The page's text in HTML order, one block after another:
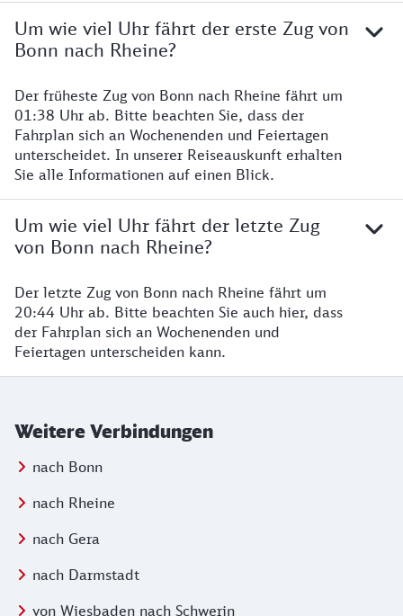
Um wie viel Uhr fährt der erste Zug von
Bonn nach Rheine?
Der früheste Zug von Bonn nach Rheine fährt um
01:38 Uhr ab. Bitte beachten Sie, dass der
Fahrplan sich an Wochenenden und Feiertagen
unterscheidet. In unserer Reiseauskunft erhalten
Sie alle Informationen auf einen Blick.
Um wie viel Uhr fährt der letzte Zug
von Bonn nach Rheine?
Der letzte Zug von Bonn nach Rheine fährt um
20:44 Uhr ab. Bitte beachten Sie auch hier, dass
der Fahrplan sich an Wochenenden und
Feiertagen unterscheiden kann.
Weitere Verbindungen
nach Bonn
nach Rheine
nach Gera
nach Darmstadt
von Wiesbaden nach Schwerin